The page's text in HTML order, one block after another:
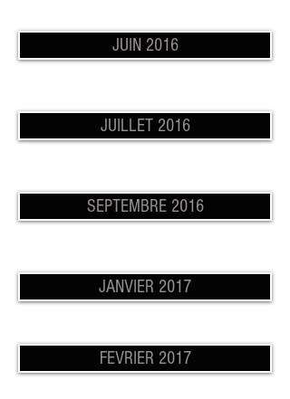
JUIN 2016
JUILLET 2016
SEPTEMBRE 2016
JANVIER 2017
FEVRIER 2017